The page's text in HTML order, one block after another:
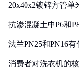
20x40x2镀锌方管
抗渗混凝土中P6和
法兰PN25和PN16有
消费者对洗衣机的